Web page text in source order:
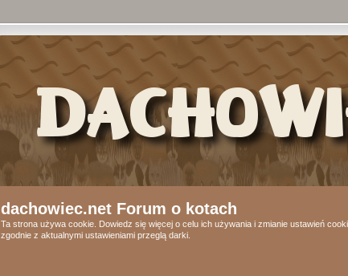
dachowiec.net Forum o kotach
Ta strona używa cookie. Dowiedz się więcej o celu ich używania i zmianie ustawień
zgodnie z aktualnymi ustawieniami przeglą darki.